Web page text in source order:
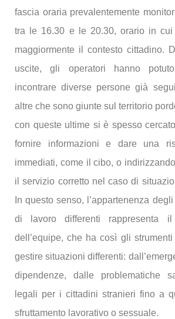
fascia oraria prevalentemente
tra le 16.30 e le 20.30, orario in
maggiormente il contesto cittadino.
uscite, gli operatori hanno
incontrare diverse persone già
altre che sono giunte sul territorio
con queste ultime si è spesso
fornire informazioni e dare una
immediati, come il cibo, o
il servizio corretto nel caso di
In questo senso, l’appartenenza
di lavoro differenti rappresenta
dell’equipe, che ha così gli
gestire situazioni differenti:
dipendenze, dalle problematiche
legali per i cittadini stranieri fino a
sfruttamento lavorativo o sessuale.